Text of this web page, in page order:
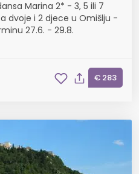
Marina 2* - 3, 5 ili 7
dvoje i 2 djece u Omišlju -
27.6. - 29.8.
€ 283